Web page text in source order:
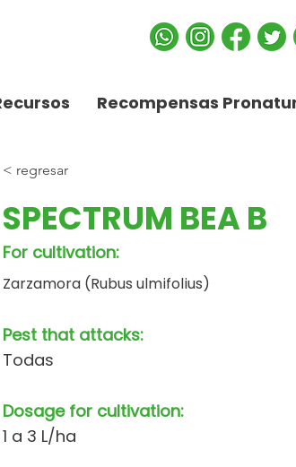
Recompensas
< regresar
SPECTRUM BEA B
For cultivation:
Zarzamora (Rubus ulmifolius)
Pest that attacks:
Todas
Dosage for cultivation:
1 a 3 L/ha